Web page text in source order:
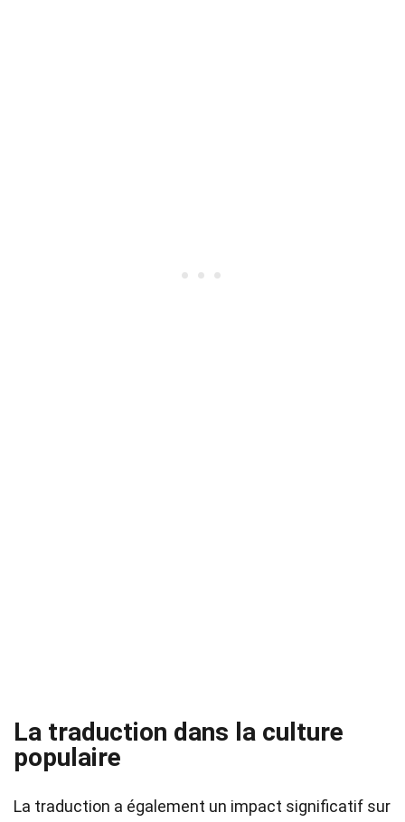
La traduction dans la culture
populaire
La traduction a également un impact significatif sur